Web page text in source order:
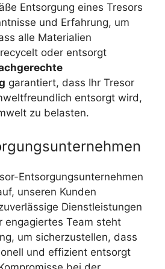
Entsorgung eines Tresors
und Erfahrung, um
alle Materialien
oder entsorgt
garantiert, dass Ihr Tresor
entsorgt wird,
zu belasten.
Entsorgungsunternehmen
unseren Kunden
Dienstleistungen
engagiertes Team steht
um sicherzustellen, dass
und effizient entsorgt